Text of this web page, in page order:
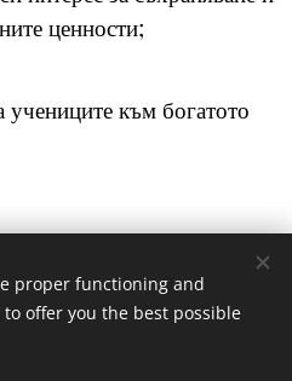
ценности;
учениците към богатото
proper functioning and
offer you the best possible